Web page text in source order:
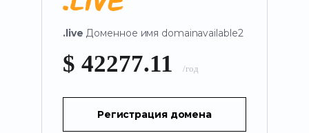
.live Доменное имя domainavailable2
$ 42277.11 /год
Регистрация домена